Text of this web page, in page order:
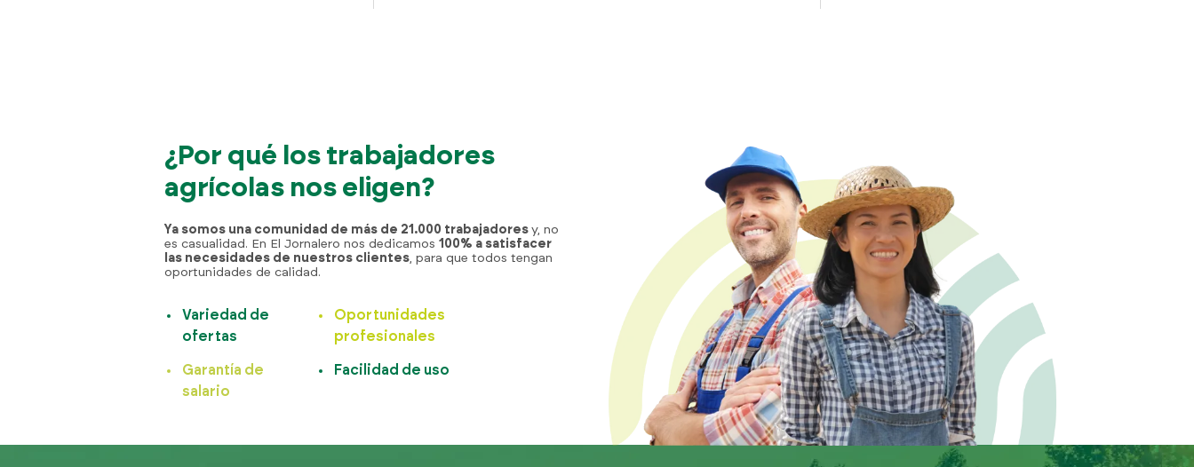
¿Por qué los trabajadores
agrícolas nos eligen?
Ya somos una comunidad de más de 21.000 trabajadores y, no
es casualidad. En El Jornalero nos dedicamos 100% a satisfacer
las necesidades de nuestros clientes, para que todos tengan
oportunidades de calidad.
Variedad de
ofertas
Oportunidades
profesionales
Garantía de
salario
Facilidad de uso